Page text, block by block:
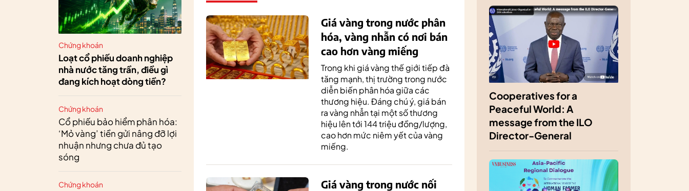
Chứng khoán
Loạt cổ phiếu doanh nghiệp
nhà nước tăng trần, điều gì
đang kích hoạt dòng tiền?
Chứng khoán
Cổ phiếu bảo hiểm phân hóa:
‘Mỏ vàng’ tiền gửi nâng đỡ lợi
nhuận nhưng chưa đủ tạo
sóng
Chứng khoán
Giá vàng trong nước phân
hóa, vàng nhẫn có nơi bán
cao hơn vàng miếng
Trong khi giá vàng thế giới tiếp đà
tăng mạnh, thị trường trong nước
diễn biến phân hóa giữa các
thương hiệu. Đáng chú ý, giá bán
ra vàng nhẫn tại một số thương
hiệu lên tới 144 triệu đồng/lượng,
cao hơn mức niêm yết của vàng
miếng.
Giá vàng trong nước nối
Cooperatives for a
Peaceful World: A
message from the ILO
Director-General